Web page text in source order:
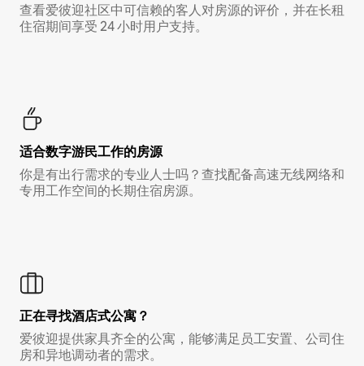
查看爱彼迎社区中可信赖的客人对房源的评价，并在长租
住宿期间享受 24 小时用户支持。
适合数字游民工作的房源
你是有出行需求的专业人士吗？查找配备高速无线网络和
专用工作空间的长期住宿房源。
正在寻找酒店式公寓？
爱彼迎提供家具齐全的公寓，能够满足员工安置、公司住
房和异地调动者的需求。